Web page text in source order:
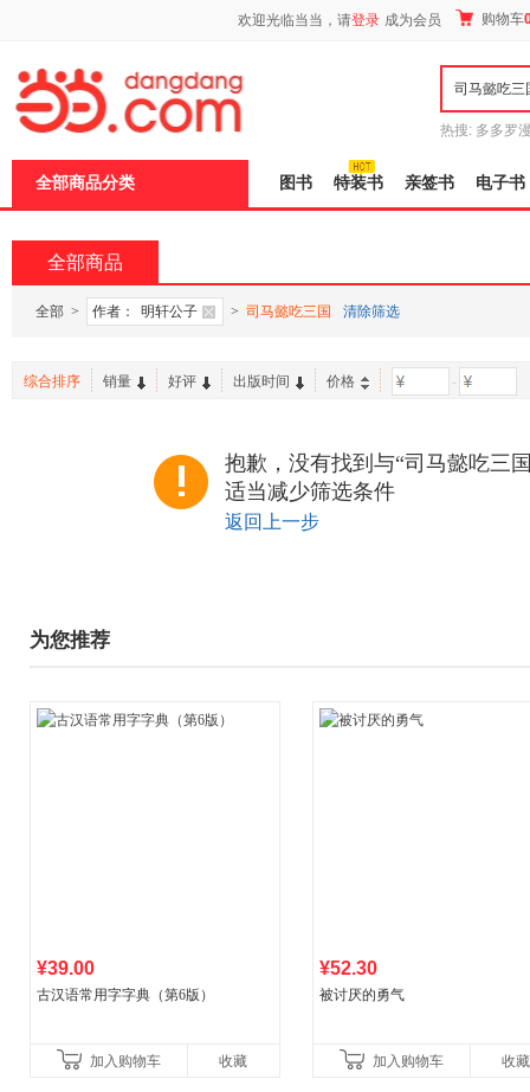
欢迎光临当当，请登录 成为会员 购物车
热搜: 多多罗
全部商品分类 图书 特装书 亲签书 电子书
全部商品
全部 > 作者： 明轩公子 > 司马懿吃三国 清除筛选
综合排序 销量 好评 出版时间 价格 -
抱歉，没有找到与“司马懿吃三
适当减少筛选条件
返回上一步
为您推荐
¥39.00
古汉语常用字字典（第6版）
加入购物车 收藏
¥52.30
被讨厌的勇气
加入购物车 收藏
页
加